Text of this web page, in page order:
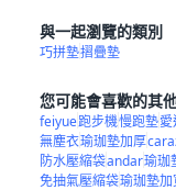
巧拼墊摺疊墊
feiyue跑步機慢跑墊愛
無塵衣瑜珈墊加厚
防水壓縮袋andar瑜珈
免抽氣壓縮袋瑜珈墊加
旅行壓縮袋